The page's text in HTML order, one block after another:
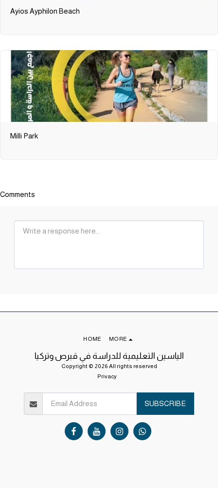
Ayios Ayphilon Beach
Milli Park
Comments
الياسين التعليمية للدراسة في قبرص وتركيا
Copyright © 2026 All rights reserved
Privacy
HOME MORE
SUBSCRIBE